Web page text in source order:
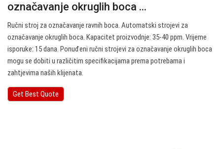
označavanje okruglih boca ...
Ručni stroj za označavanje ravnih boca. Automatski strojevi za
označavanje okruglih boca. Kapacitet proizvodnje: 35-40 ppm. Vrijeme
isporuke: 15 dana. Ponuđeni ručni strojevi za označavanje okruglih boca
mogu se dobiti u različitim specifikacijama prema potrebama i
zahtjevima naših klijenata.
Get Best Quote